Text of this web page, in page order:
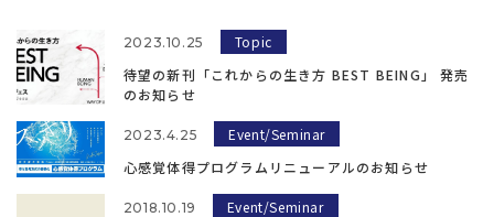
2023.10.25
Topic
待望の新刊「これからの生き方 BEST BEING」 発売
のお知らせ
2023.4.25
Event/Seminar
心感覚体得プログラムリニューアルのお知らせ
2018.10.19
Event/Seminar